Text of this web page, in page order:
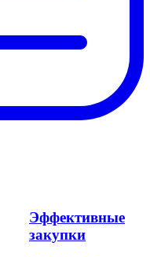
Эффективные
закупки